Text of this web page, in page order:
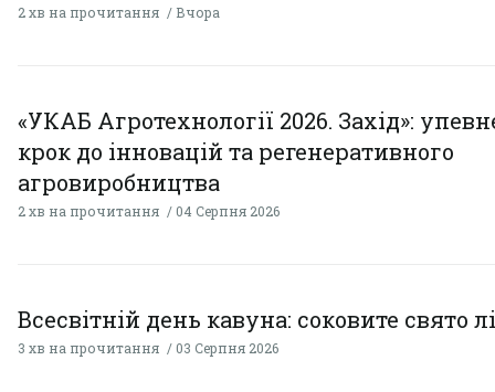
2 хв на прочитання Вчора
«УКАБ Агротехнології 2026. Захід»:
крок до інновацій та регенеративного
агровиробництва
2 хв на прочитання 04 Серпня 2026
Всесвітній день кавуна: соковите свято
3 хв на прочитання 03 Серпня 2026